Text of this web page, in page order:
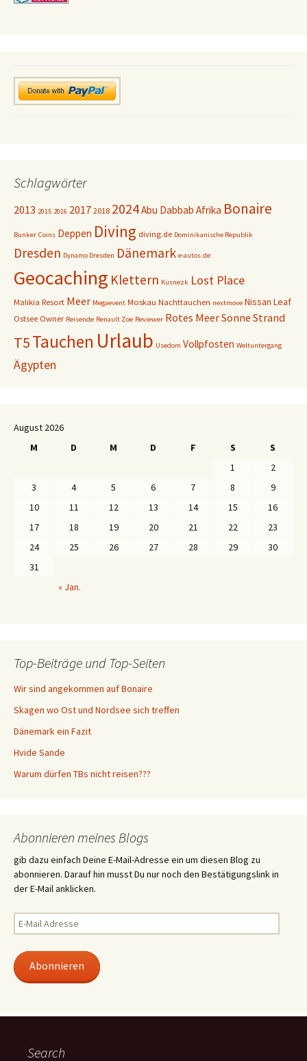
Schlagwörter
2013 2015 2016 2017 2018 2024Abu Dabbab Afrika Bonaire
Bunker Coins Deppen Diving diving.de Dominikanische Republik
Dresden Dynamo Dresden Dänemark e-autos.de
Geocaching Klettern Kusnezk Lost Place
Malikia Resort Meer Megaevent Moskau Nachttauchen nextmove Nissan Leaf
Ostsee Owner Reisende Renault Zoe Reviewer Rotes MeerSonne Strand
T5Tauchen Urlaub Usedom Vollpfosten Weltuntergang
Ägypten
August 2026
M
D M D F S
S
1
2
3
4 5 6 7 8
9
10
11 12 13 14 15
16
17
18 19 20 21 22
23
24
25 26 27 28 29
30
31
« Jan.
Top-Beiträge und Top-Seiten
Wir sind angekommen auf Bonaire
Skagen wo Ost und Nordsee sich treffen
Dänemark ein Fazit
Hvide Sande
Warum dürfen TBs nicht reisen???
Abonnieren meines Blogs
gib dazu einfach Deine E-Mail-Adresse ein um diesen Blog zu
abonnieren. Darauf hin musst Du nur noch den Bestätigungslink in
der E-Mail anklicken.
E-
Mail
Abonnieren
Search